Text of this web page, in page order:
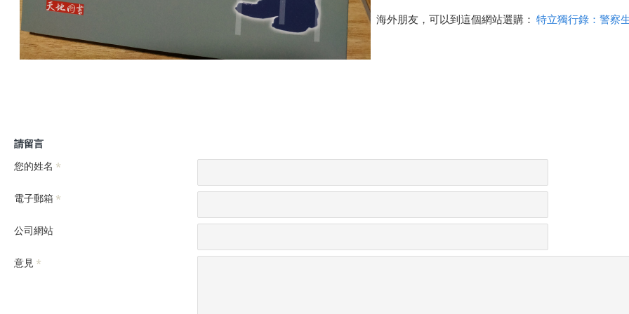
海外朋友，可以到這個網站選購： 特立獨行錄：警察
請留言
您的姓名
電子郵箱
公司網站
意見